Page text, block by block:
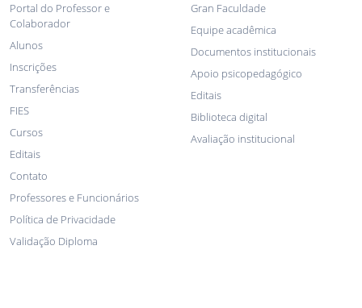
Portal do Professor e
Colaborador
Alunos
Inscrições
Transferências
FIES
Cursos
Editais
Contato
Professores e Funcionários
Política de Privacidade
Validação Diploma
Gran Faculdade
Equipe acadêmica
Documentos institucionais
Apoio psicopedagógico
Editais
Biblioteca digital
Avaliação institucional